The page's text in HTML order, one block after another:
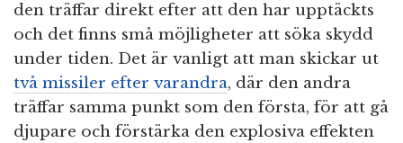
den träffar direkt efter att den har upptäckts
och det finns små möjligheter att söka skydd
under tiden. Det är vanligt att man skickar ut
två missiler efter varandra, där den andra
träffar samma punkt som den första, för att gå
djupare och förstärka den explosiva effekten